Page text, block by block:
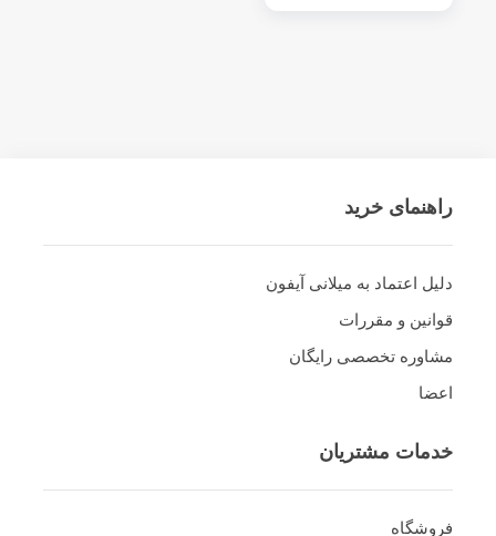
راهنمای خرید
دلیل اعتماد به میلانی آیفون
قوانین و مقررات
مشاوره تخصصی رایگان
اعضا
خدمات مشتریان
فروشگاه